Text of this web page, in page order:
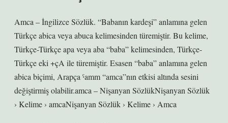
Amca – İngilizce Sözlük. “Babanın kardeşi” anlamına gelen
Türkçe abica veya abuca kelimesinden türemiştir. Bu kelime,
Türkçe-Türkçe apa veya aba “baba” kelimesinden, Türkçe-
Türkçe eki +çA ile türemiştir. Esasen “baba” anlamına gelen
abica biçimi, Arapça ˁamm “amca”nın etkisi altında sesini
değiştirmiş olabilir.amca – Nişanyan SözlükNişanyan Sözlük
› Kelime › amcaNişanyan Sözlük › Kelime › Amca